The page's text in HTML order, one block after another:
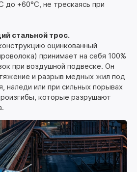
до +60°C, не трескаясь при
стальной трос.
оцинкованный
принимает на себя 100%
при воздушной подвеске. Он
и разрыв медных жил под
наледи или при сильных порывах
которые разрушают